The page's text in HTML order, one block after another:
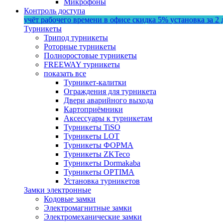
Контроль доступа
учёт рабочего времени в офисе скидка 5% установка за 2
Турникеты
Трипод турникеты
Роторные турникеты
Полноростовые турникеты
FREEWAY турникеты
показать все
Турникет-калитки
Ограждения для турникета
Двери аварийного выхода
Картоприёмники
Аксессуары к турникетам
Турникеты TiSO
Турникеты LOT
Турникеты ФОРМА
Турникеты ZKTeco
Турникеты Dormakaba
Турникеты OPTIMA
Установка турникетов
Замки электронные
Кодовые замки
Электромагнитные замки
Электромеханические замки